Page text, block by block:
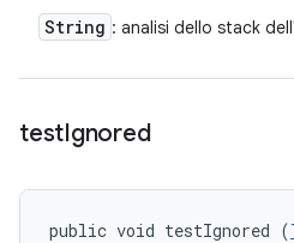
String : analisi dello stack
testIgnored
public void testIgnored (